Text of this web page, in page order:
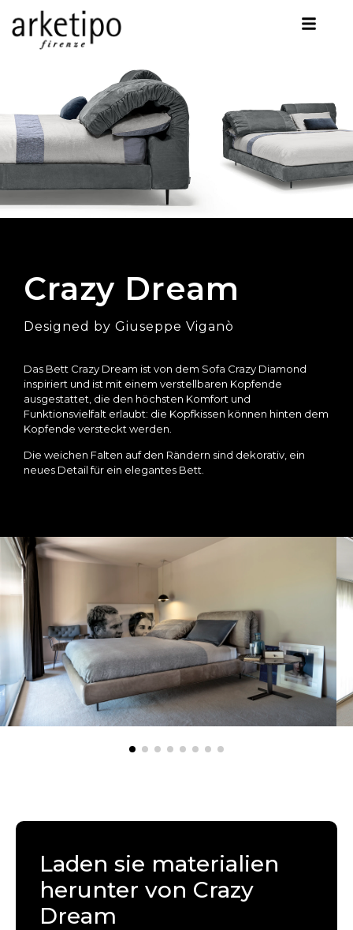
Crazy Dream
Designed by Giuseppe Viganò
Das Bett Crazy Dream ist von dem Sofa Crazy Diamond
inspiriert und ist mit einem verstellbaren Kopfende
ausgestattet, die den höchsten Komfort und
Funktionsvielfalt erlaubt: die Kopfkissen können hinten dem
Kopfende versteckt werden.
Die weichen Falten auf den Rändern sind dekorativ, ein
neues Detail für ein elegantes Bett.
Laden sie materialien
herunter von Crazy
Dream